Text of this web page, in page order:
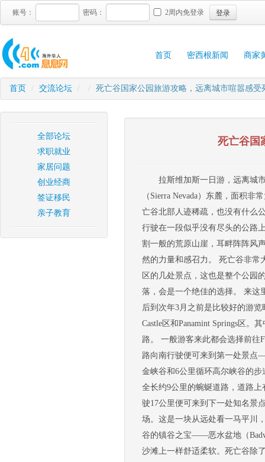
账号： 密码： 2周内免登录 登录
首页 密西根新闻 商家
首页 / 交流论坛 / / 死亡谷国家公园旅游攻略，远离城市喧嚣感受
全部论坛
求职就业
家居问题
创业经商
签证移民
亲子教育
死亡谷国
拉斯维加斯一日游，远离城
（Sierra Nevada）东麓，面积
亡谷北部人迹稀疏，也没有什么
行驶在一段似乎没有尽头的公路
割一般的荒原山崖，耳畔阵阵风
然的力量和感召力。 死亡谷非常
区的几处景点，这也是整个公园
落，会是一个绝佳的选择。 来这
后到次年3月之前是比较好的游览
Castle区和Panamint Springs区。
路。 一般游客来此都会选择前往
路向南行驶便可来到第一处景点
金峡谷和6公里循环高尔峡谷的
全长约9公里的蜿蜒道路，道路上
驶17公里便可来到下一处知名景
场。这是一块从远处看一马平川
谷的镇谷之宝——恶水盆地（
沙滩上一样舒适柔软。死亡谷除